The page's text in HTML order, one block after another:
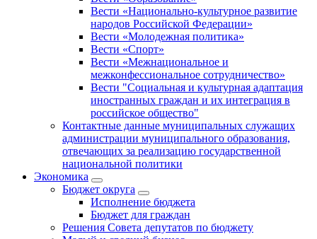
Вести «Национально-культурное развитие
народов Российской Федерации»
Вести «Молодежная политика»
Вести «Спорт»
Вести «Межнациональное и
межконфессиональное сотрудничество»
Вести "Социальная и культурная адаптация
иностранных граждан и их интеграция в
российское общество"
Контактные данные муниципальных служащих
администрации муниципального образования,
отвечающих за реализацию государственной
национальной политики
Экономика
Бюджет округa
Исполнение бюджета
Бюджет для граждан
Решения Совета депутатов по бюджету